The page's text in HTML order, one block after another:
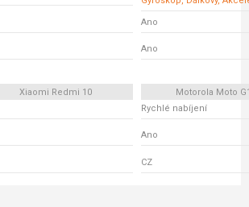
Ano
Ano
Xiaomi Redmi 10
Motorola Moto
Rychlé nabíjení
Ano
CZ